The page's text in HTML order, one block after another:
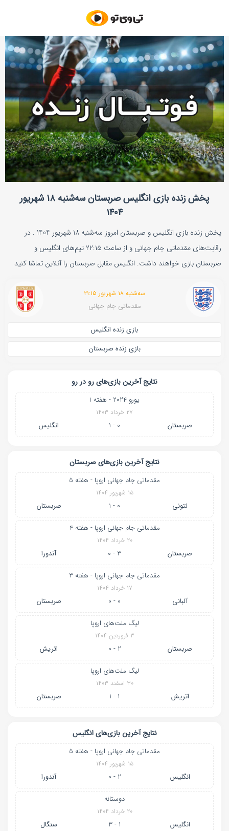
پخش زنده بازی انگلیس صربستان سه‌شنبه ۱۸ شهریور
۱۴۰۴
پخش زنده بازی انگلیس و صربستان امروز سه‌شنبه 18 شهریور 1404 . در
رقابت‌های مقدماتی جام جهانی و از ساعت ۲۲:۱۵ تیم‌های انگلیس و
صربستان بازی خواهند داشت. انگلیس مقابل صربستان را آنلاین تماشا کنید
سه‌شنبه ۱۸ شهریور ۲۱:۱۵
مقدماتی جام جهانی
بازی زنده انگلیس
بازی زنده صربستان
نتایج آخرین بازی‌های رو در رو
یورو ۲۰۲۴ - هفته 1
۲۷ خرداد ۱۴۰۳
صربستان 0 - 1 انگلیس
نتایج آخرین بازی‌های صربستان
مقدماتی جام جهانی اروپا - هفته 5
۱۵ شهریور ۱۴۰۴
لتونی 0 - 1 صربستان
مقدماتی جام جهانی اروپا - هفته 4
۲۰ خرداد ۱۴۰۴
صربستان 3 - 0 آندورا
مقدماتی جام جهانی اروپا - هفته 3
۱۷ خرداد ۱۴۰۴
آلبانی 0 - 0 صربستان
لیگ ملت‌های اروپا
۳ فروردین ۱۴۰۴
صربستان 2 - 0 اتریش
لیگ ملت‌های اروپا
۳۰ اسفند ۱۴۰۳
اتریش 1 - 1 صربستان
نتایج آخرین بازی‌های انگلیس
مقدماتی جام جهانی اروپا - هفته 5
۱۵ شهریور ۱۴۰۴
انگلیس 2 - 0 آندورا
دوستانه
۲۰ خرداد ۱۴۰۴
انگلیس 1 - 3 سنگال